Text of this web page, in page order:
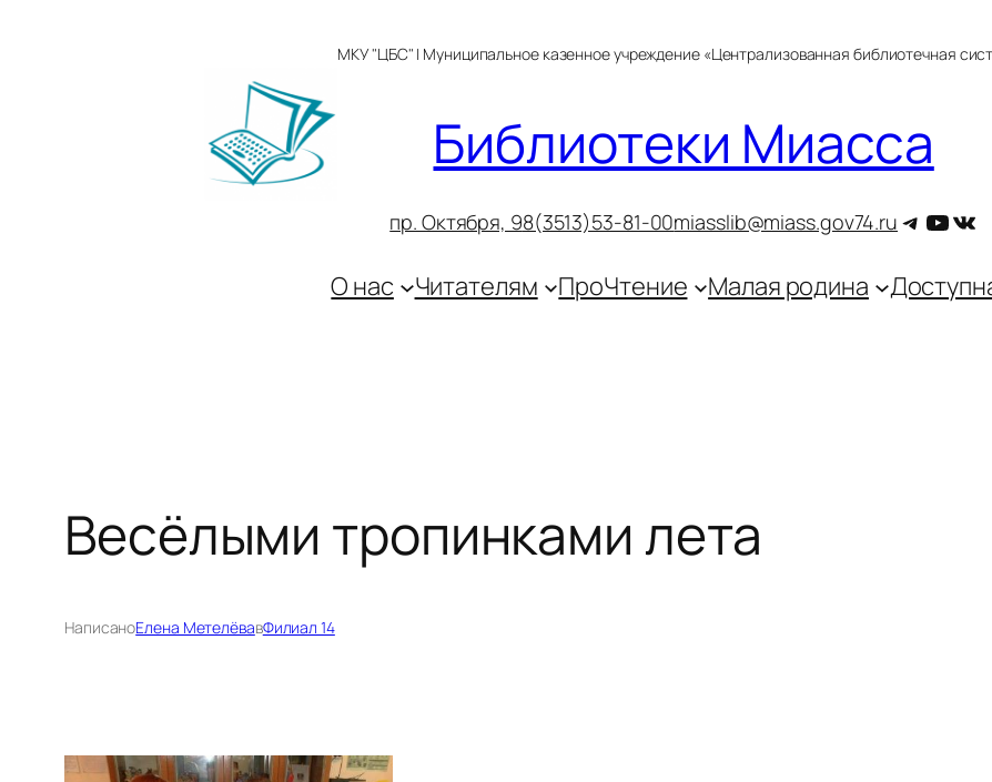
МКУ "ЦБС" | Муниципальное казенное учреждение «Централизованная библиотечная
Библиотеки Миасса
пр. Октября, 98(3513)53-81-00miasslib@miass.gov74.ru Telegram
О нас Читателям ПроЧтение Малая родина
Весёлыми тропинками лета
НаписаноЕлена МетелёвавФилиал 14